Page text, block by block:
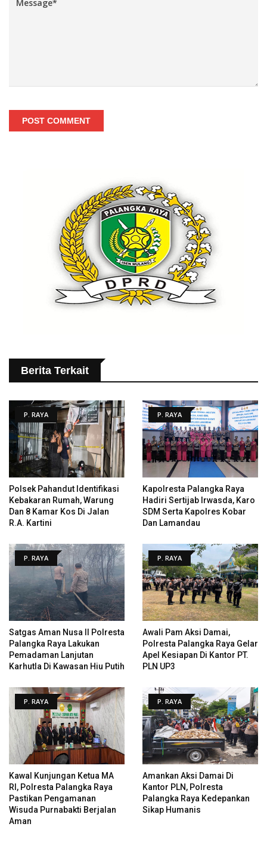
POST COMMENT
Berita Terkait
P. RAYA
Polsek Pahandut Identifikasi
Kebakaran Rumah, Warung
Dan 8 Kamar Kos Di Jalan
R.A. Kartini
P. RAYA
Kapolresta Palangka Raya
Hadiri Sertijab Irwasda, Karo
SDM Serta Kapolres Kobar
Dan Lamandau
P. RAYA
Satgas Aman Nusa II Polresta
Palangka Raya Lakukan
Pemadaman Lanjutan
Karhutla Di Kawasan Hiu Putih
P. RAYA
Awali Pam Aksi Damai,
Polresta Palangka Raya Gelar
Apel Kesiapan Di Kantor PT.
PLN UP3
P. RAYA
Kawal Kunjungan Ketua MA
RI, Polresta Palangka Raya
Pastikan Pengamanan
Wisuda Purnabakti Berjalan
Aman
P. RAYA
Amankan Aksi Damai Di
Kantor PLN, Polresta
Palangka Raya Kedepankan
Sikap Humanis